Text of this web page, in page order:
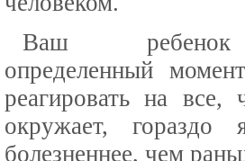
Ваш
определенный
реагировать на все,
окружает, гораздо
болезненнее, чем